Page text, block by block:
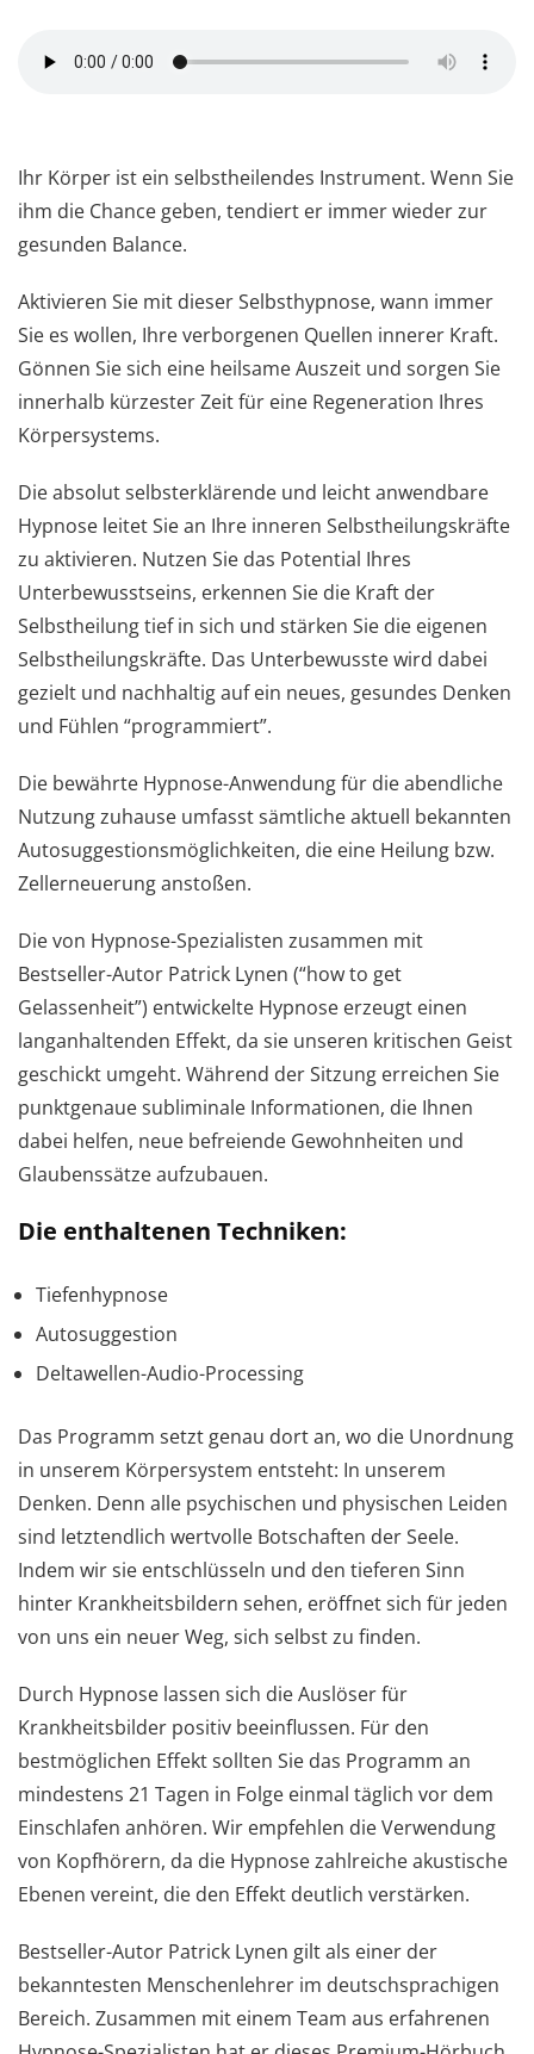
Ihr Körper ist ein selbstheilendes Instrument. Wenn Sie
ihm die Chance geben, tendiert er immer wieder zur
gesunden Balance.
Aktivieren Sie mit dieser Selbsthypnose, wann immer
Sie es wollen, Ihre verborgenen Quellen innerer Kraft.
Gönnen Sie sich eine heilsame Auszeit und sorgen Sie
innerhalb kürzester Zeit für eine Regeneration Ihres
Körpersystems.
Die absolut selbsterklärende und leicht anwendbare
Hypnose leitet Sie an Ihre inneren Selbstheilungskräfte
zu aktivieren. Nutzen Sie das Potential Ihres
Unterbewusstseins, erkennen Sie die Kraft der
Selbstheilung tief in sich und stärken Sie die eigenen
Selbstheilungskräfte. Das Unterbewusste wird dabei
gezielt und nachhaltig auf ein neues, gesundes Denken
und Fühlen “programmiert”.
Die bewährte Hypnose-Anwendung für die abendliche
Nutzung zuhause umfasst sämtliche aktuell bekannten
Autosuggestionsmöglichkeiten, die eine Heilung bzw.
Zellerneuerung anstoßen.
Die von Hypnose-Spezialisten zusammen mit
Bestseller-Autor Patrick Lynen (“how to get
Gelassenheit”) entwickelte Hypnose erzeugt einen
langanhaltenden Effekt, da sie unseren kritischen Geist
geschickt umgeht. Während der Sitzung erreichen Sie
punktgenaue subliminale Informationen, die Ihnen
dabei helfen, neue befreiende Gewohnheiten und
Glaubenssätze aufzubauen.
Die enthaltenen Techniken:
Tiefenhypnose
Autosuggestion
Deltawellen-Audio-Processing
Das Programm setzt genau dort an, wo die Unordnung
in unserem Körpersystem entsteht: In unserem
Denken. Denn alle psychischen und physischen Leiden
sind letztendlich wertvolle Botschaften der Seele.
Indem wir sie entschlüsseln und den tieferen Sinn
hinter Krankheitsbildern sehen, eröffnet sich für jeden
von uns ein neuer Weg, sich selbst zu finden.
Durch Hypnose lassen sich die Auslöser für
Krankheitsbilder positiv beeinflussen. Für den
bestmöglichen Effekt sollten Sie das Programm an
mindestens 21 Tagen in Folge einmal täglich vor dem
Einschlafen anhören. Wir empfehlen die Verwendung
von Kopfhörern, da die Hypnose zahlreiche akustische
Ebenen vereint, die den Effekt deutlich verstärken.
Bestseller-Autor Patrick Lynen gilt als einer der
bekanntesten Menschenlehrer im deutschsprachigen
Bereich. Zusammen mit einem Team aus erfahrenen